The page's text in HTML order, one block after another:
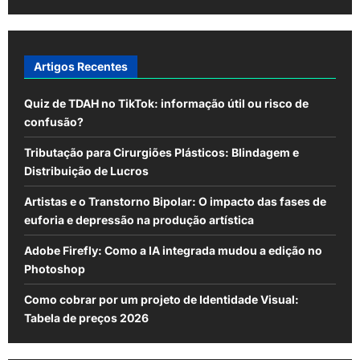
fluxo
trabalho
Artigos Recentes
Quiz de TDAH no TikTok: informação útil ou risco de
confusão?
Tributação para Cirurgiões Plásticos: Blindagem e
Distribuição de Lucros
Artistas e o Transtorno Bipolar: O impacto das fases de
euforia e depressão na produção artística
Adobe Firefly: Como a IA integrada mudou a edição no
Photoshop
Como cobrar por um projeto de Identidade Visual:
Tabela de preços 2026